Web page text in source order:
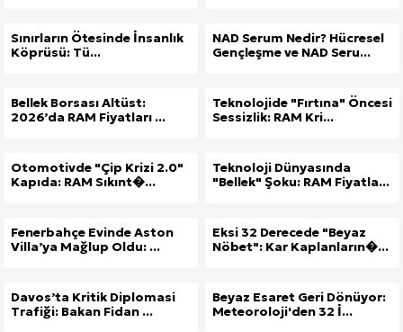
Sınırların Ötesinde İnsanlık
Köprüsü: Tü...
NAD Serum Nedir? Hücresel
Gençleşme ve NAD Seru...
Bellek Borsası Altüst:
2026’da RAM Fiyatları ...
Teknolojide "Fırtına" Öncesi
Sessizlik: RAM Kri...
Otomotivde "Çip Krizi 2.0"
Kapıda: RAM Sıkınt�...
Teknoloji Dünyasında
"Bellek" Şoku: RAM Fiyatla...
Fenerbahçe Evinde Aston
Villa’ya Mağlup Oldu: ...
Eksi 32 Derecede "Beyaz
Nöbet": Kar Kaplanların�...
Davos’ta Kritik Diplomasi
Trafiği: Bakan Fidan ...
Beyaz Esaret Geri Dönüyor:
Meteoroloji'den 32 İ...